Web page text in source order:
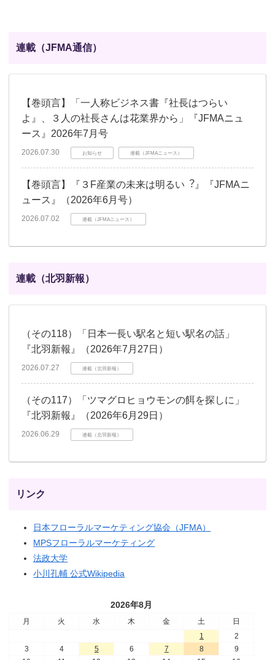
連載（JFMA通信）
【巻頭言】「一人称ビジネス書『社長はつらい
よ』、３人の社長さんは花業界から」『JFMAニュ
ース』2026年7月号
2026.07.30 お知らせ 連載（JFMAニュース）
【巻頭言】『３F産業の未来は明るい︖』『JFMAニ
ュース』（2026年6月号）
2026.07.02 連載（JFMAニュース）
連載（北羽新報）
（その118）「日本一長い駅名と短い駅名の話」
『北羽新報』（2026年7月27日）
2026.07.27 連載（北羽新報）
（その117）「ツマグロヒョウモンの餌を探しに」
『北羽新報』（2026年6月29日）
2026.06.29 連載（北羽新報）
リンク
日本フローラルマーケティング協会（JFMA）
MPSフローラルマーケティング
法政大学
小川孔輔 公式Wikipedia
2026年8月
月 火 水 木 金 土
日
1
2
3
4 5 6 7 8
9